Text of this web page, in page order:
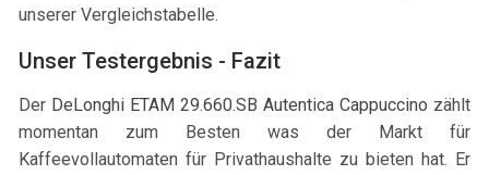
unserer Vergleichstabelle.
Unser Testergebnis - Fazit
Der DeLonghi ETAM 29.660.SB Autentica Cappuccino zählt
momentan zum Besten was der Markt für
Kaffeevollautomaten für Privathaushalte zu bieten hat. Er